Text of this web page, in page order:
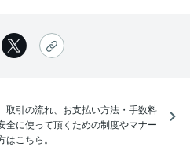
取引の流れ、お支払い方法・手数料
全に使って頂くための制度やマナー
こちら。